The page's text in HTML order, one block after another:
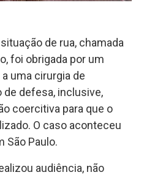
de rua, chamada
foi obrigada por um
uma cirurgia de
defesa, inclusive,
coercitiva para que o
O caso aconteceu
São Paulo.
audiência, não